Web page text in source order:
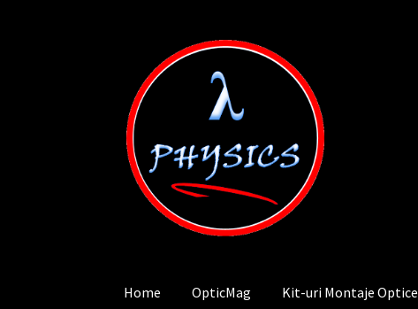
navigare
conținut
Home OpticMag Kit-uri Montaje Optice